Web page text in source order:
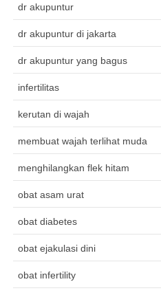
dr akupuntur
dr akupuntur di jakarta
dr akupuntur yang bagus
infertilitas
kerutan di wajah
membuat wajah terlihat muda
menghilangkan flek hitam
obat asam urat
obat diabetes
obat ejakulasi dini
obat infertility